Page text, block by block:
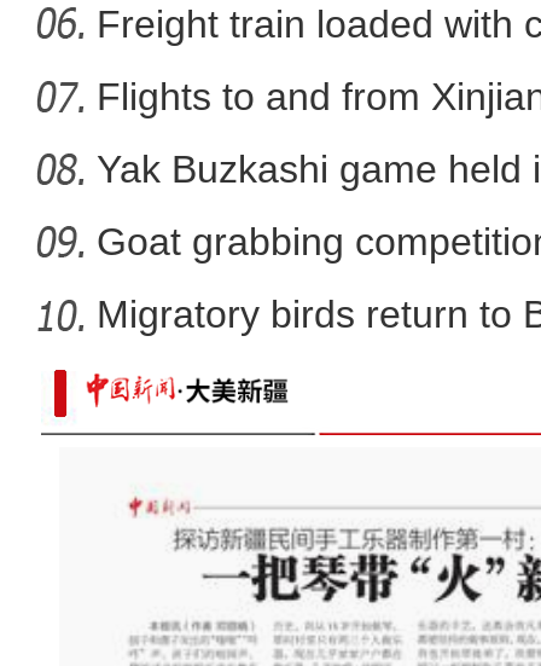
新疆兵团：卫星定位戈壁滩
La
Freight train loaded with
Flights to and from
Yak Buzkashi game held
Goat grabbing
Migratory birds return to